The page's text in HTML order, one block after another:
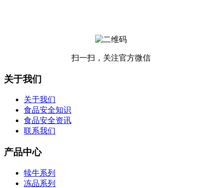
扫一扫，关注官方微信
关于我们
关于我们
食品安全知识
食品安全资讯
联系我们
产品中心
犊牛系列
冻品系列